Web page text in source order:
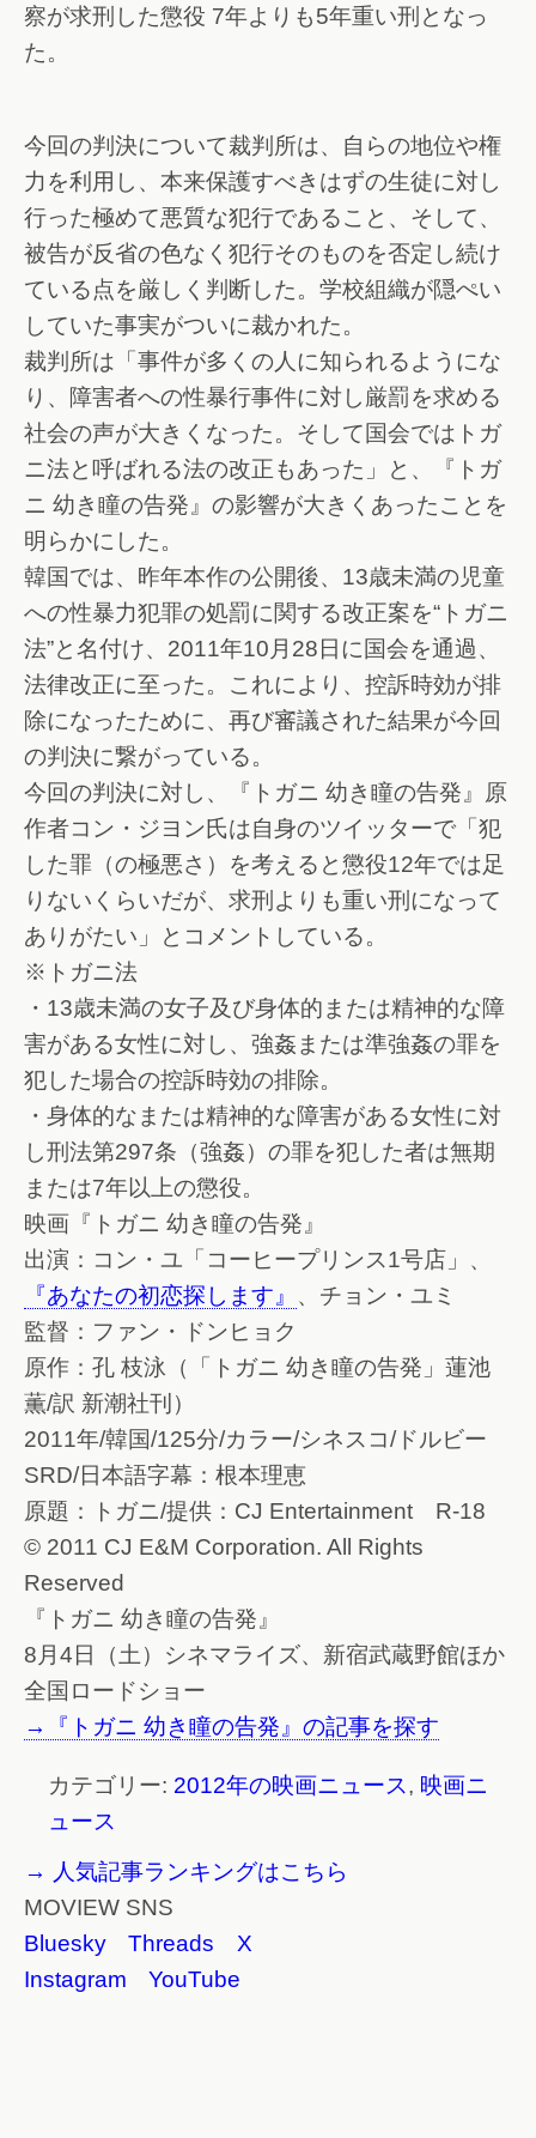
察が求刑した懲役 7年よりも5年重い刑となっ
た。
今回の判決について裁判所は、自らの地位や権
力を利用し、本来保護すべきはずの生徒に対し
行った極めて悪質な犯行であること、そして、
被告が反省の色なく犯行そのものを否定し続け
ている点を厳しく判断した。学校組織が隠ぺい
していた事実がついに裁かれた。
裁判所は「事件が多くの人に知られるようにな
り、障害者への性暴行事件に対し厳罰を求める
社会の声が大きくなった。そして国会ではトガ
ニ法と呼ばれる法の改正もあった」と、『トガ
ニ 幼き瞳の告発』の影響が大きくあったことを
明らかにした。
韓国では、昨年本作の公開後、13歳未満の児童
への性暴力犯罪の処罰に関する改正案を“トガニ
法”と名付け、2011年10月28日に国会を通過、
法律改正に至った。これにより、控訴時効が排
除になったために、再び審議された結果が今回
の判決に繋がっている。
今回の判決に対し、『トガニ 幼き瞳の告発』原
作者コン・ジヨン氏は自身のツイッターで「犯
した罪（の極悪さ）を考えると懲役12年では足
りないくらいだが、求刑よりも重い刑になって
ありがたい」とコメントしている。
※トガニ法
・13歳未満の女子及び身体的または精神的な障
害がある女性に対し、強姦または準強姦の罪を
犯した場合の控訴時効の排除。
・身体的なまたは精神的な障害がある女性に対
し刑法第297条（強姦）の罪を犯した者は無期
または7年以上の懲役。
映画『トガニ 幼き瞳の告発』
出演：コン・ユ「コーヒープリンス1号店」、
『あなたの初恋探します』 、チョン・ユミ
監督：ファン・ドンヒョク
原作：孔 枝泳（「トガニ 幼き瞳の告発」蓮池
薫/訳 新潮社刊）
2011年/韓国/125分/カラー/シネスコ/ドルビー
SRD/日本語字幕：根本理恵
原題：トガニ/提供：CJ Entertainment R-18
© 2011 CJ E&M Corporation. All Rights
Reserved
『トガニ 幼き瞳の告発』
8月4日（土）シネマライズ、新宿武蔵野館ほか
全国ロードショー
→『トガニ 幼き瞳の告発』の記事を探す
カテゴリー: 2012年の映画ニュース, 映画ニ
ュース
→ 人気記事ランキングはこちら
MOVIEW SNS
Bluesky
Threads
X
Instagram
YouTube